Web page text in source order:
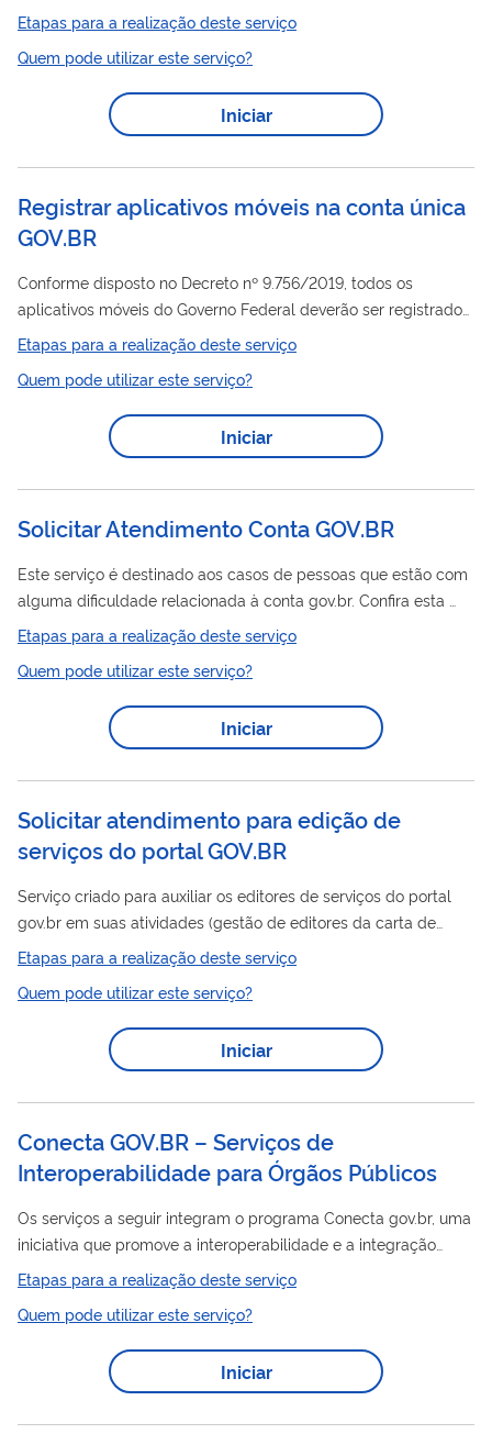
órgãos e entidades da administração pública federal direta,
autárquica e fundacional do Poder Executivo Federal.
Etapas para a realização deste serviço
Quem pode utilizar este serviço?
Iniciar
Registrar aplicativos móveis na conta única
GOV.BR
Conforme disposto no Decreto nº 9.756/2019, todos os
aplicativos móveis do Governo Federal deverão ser registrados
na conta única GOV.BR da Administração Pública Federal. A
Secretaria de Governo Digital (SGD) é responsável pelo
processo de autorização do registro de apps nas lojas de
aplicativos, e as solicitações serão realizadas por meio deste
funcionais estabelecidos na...
Etapas para a realização deste serviço
Quem pode utilizar este serviço?
Iniciar
Solicitar Atendimento Conta GOV.BR
Este serviço é destinado aos casos de pessoas que estão com
alguma dificuldade relacionada à conta gov.br. Confira esta
página para esclarecer suas dúvidas.
Etapas para a realização deste serviço
Quem pode utilizar este serviço?
Iniciar
Solicitar atendimento para edição de
serviços do portal GOV.BR
Serviço criado para auxiliar os editores de serviços do portal
gov.br em suas atividades (gestão de editores da carta de
serviços, publicação ou despublicação de um serviço, dentre
outros).
Etapas para a realização deste serviço
Quem pode utilizar este serviço?
Iniciar
Conecta GOV.BR – Serviços de
Interoperabilidade para Órgãos Públicos
Os serviços a seguir integram o programa Conecta gov.br, uma
iniciativa que promove a interoperabilidade e a integração
segura, eficiente e transparente entre os sistemas públicos.
Neste portal, estão disponíveis os principais serviços
relacionados à Plataforma de Interoperabilidade do Governo
Federal. Confira abaixo a lista com seus respectivos links de
obtenção...
Etapas para a realização deste serviço
Quem pode utilizar este serviço?
Iniciar